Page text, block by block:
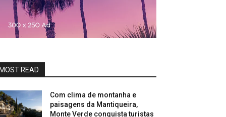
READ
Com clima de montanha e
paisagens da Mantiqueira,
Monte Verde conquista turistas